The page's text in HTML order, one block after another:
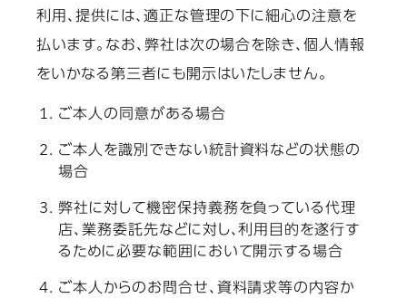
利用、提供には、適正な管理の下に細心の注意を
払います。なお、弊社は次の場合を除き、個人情報
をいかなる第三者にも開示はいたしません。
ご本人の同意がある場合
ご本人を識別できない統計資料などの状態の
場合
弊社に対して機密保持義務を負っている代理
店、業務委託先などに対し、利用目的を遂行す
るために必要な範囲において開示する場合
ご本人からのお問合せ、資料請求等の内容か